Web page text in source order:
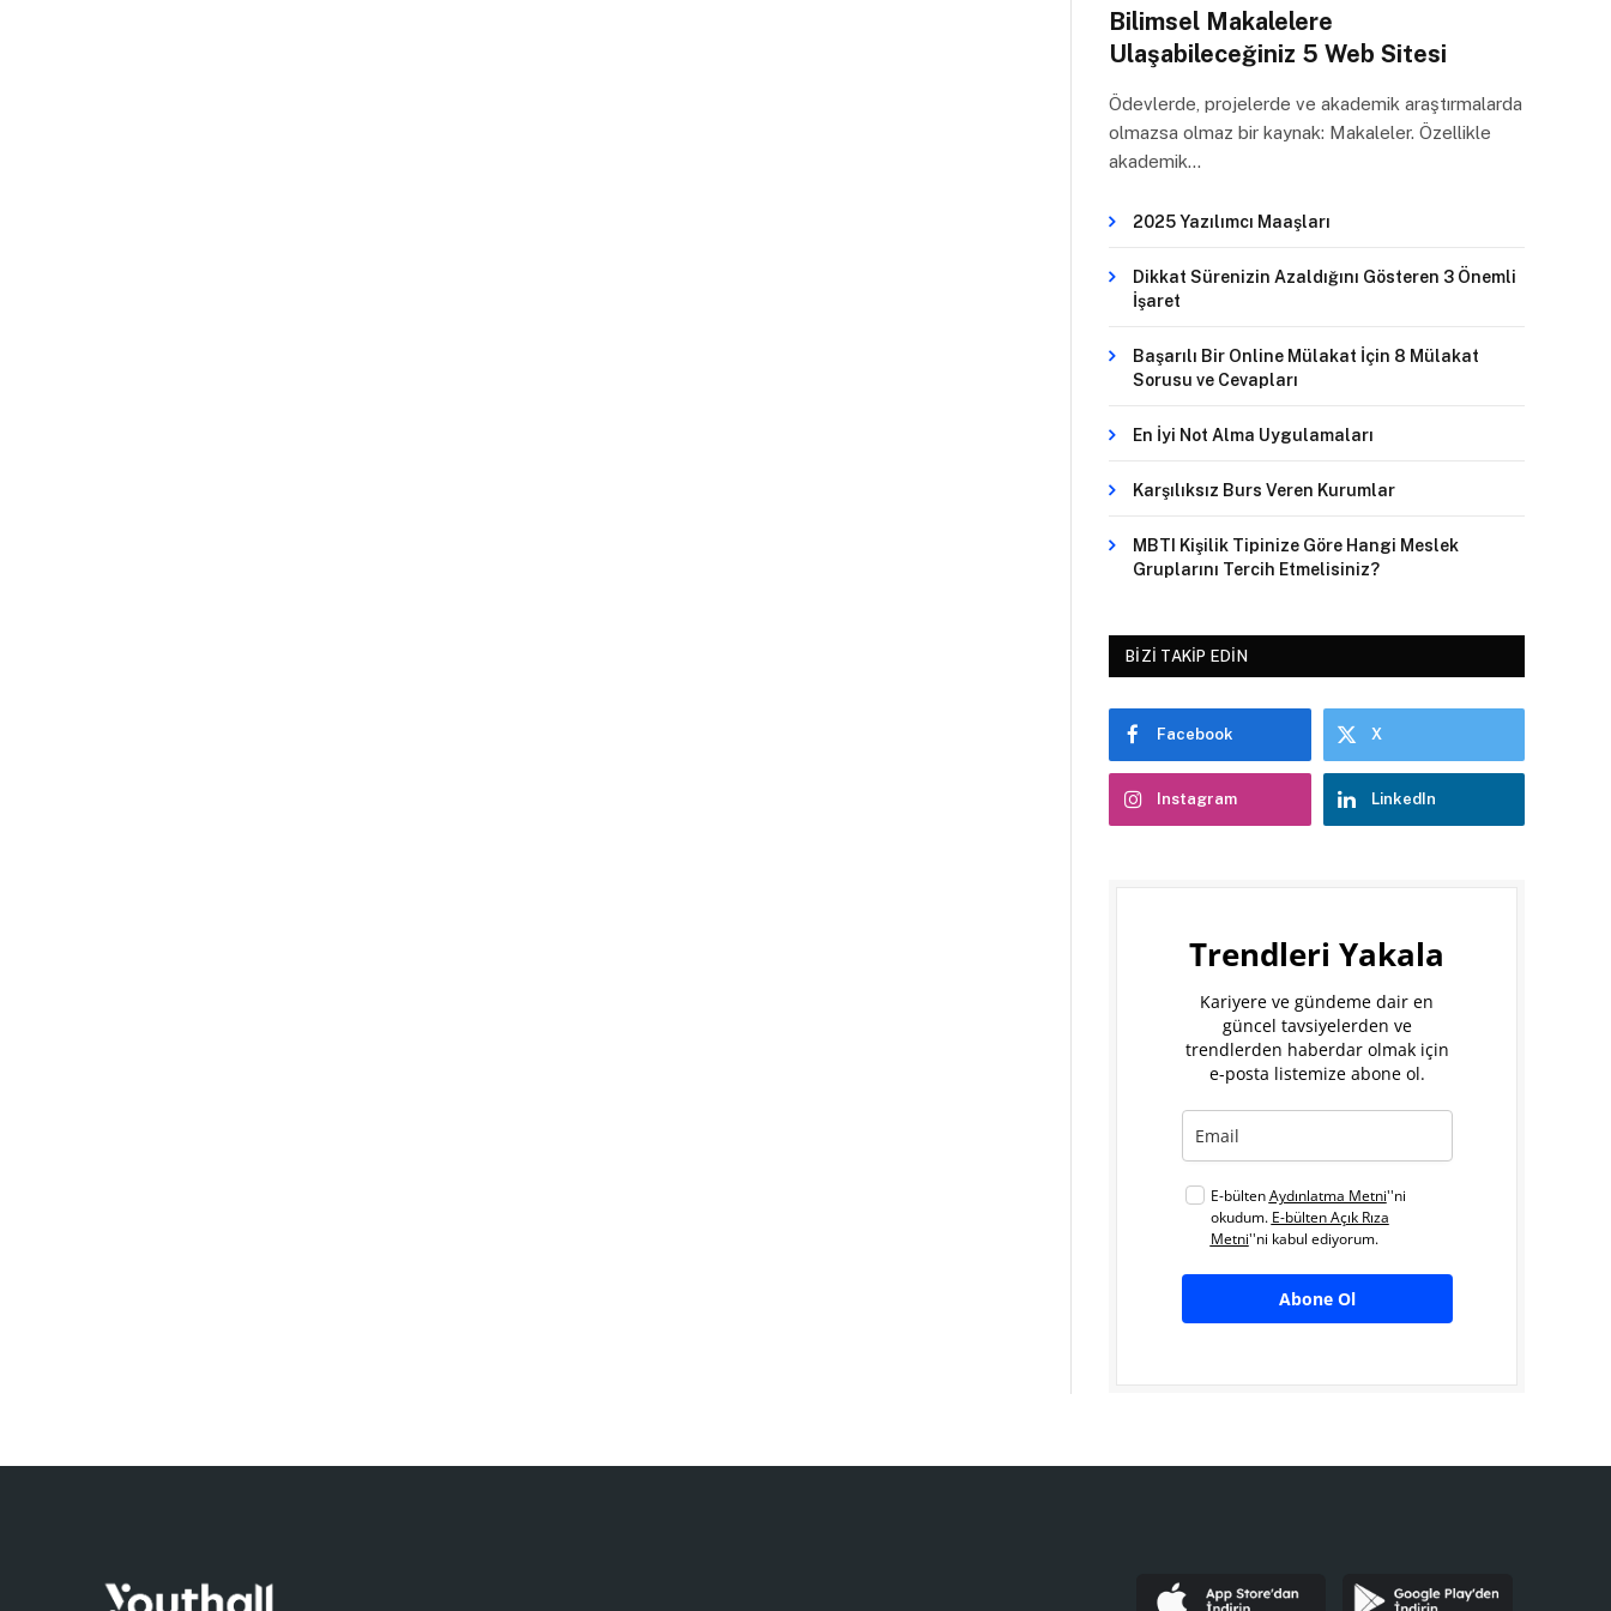
Bilimsel Makalelere
Ulaşabileceğiniz 5 Web Sitesi
Ödevlerde, projelerde ve akademik araştırmalarda
olmazsa olmaz bir kaynak: Makaleler. Özellikle
akademik…
2025 Yazılımcı Maaşları
Dikkat Sürenizin Azaldığını Gösteren 3 Önemli
İşaret
Başarılı Bir Online Mülakat İçin 8 Mülakat
Sorusu ve Cevapları
En İyi Not Alma Uygulamaları
Karşılıksız Burs Veren Kurumlar
MBTI Kişilik Tipinize Göre Hangi Meslek
Gruplarını Tercih Etmelisiniz?
BIZI TAKIP EDIN
Facebook X
Instagram LinkedIn
Trendleri Yakala
Kariyere ve gündeme dair en
güncel tavsiyelerden ve
trendlerden haberdar olmak için
e-posta listemize abone ol.
E-bültenAydınlatma Metni''ni
okudum. E-bülten Açık Rıza
Metni''ni kabul ediyorum.
Abone Ol